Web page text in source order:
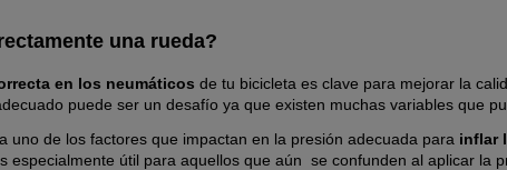
una rueda?
en los neumáticos de tu bicicleta es clave para mejorar la
puede ser un desafío ya que existen muchas variables que
uno de los factores que impactan en la presión adecuada para inflar
especialmente útil para aquellos que aún se confunden al aplicar la